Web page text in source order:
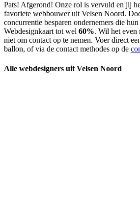
Pats! Afgerond! Onze rol is vervuld en jij
favoriete webbouwer uit Velsen Noord.
concurrentie besparen ondernemers die
Webdesignkaart tot wel 60%. Wil het even
niet om contact op te nemen. Voer direct
ballon, of via de contact methodes op de
Alle webdesigners uit Velsen Noord